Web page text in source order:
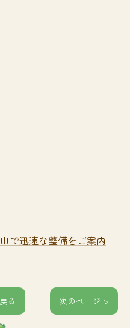
で迅速な整備をご案内
る 次のページ >